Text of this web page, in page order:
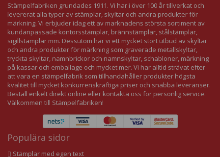
Stämpelfabriken grundades 1911. Vi har i över 100 år tillverkat och
levererat alla typer av stämplar, skyltar och andra produkter för
märkning. Vi erbjuder idag ett av marknadens största sortiment av
kundanpassade kontorsstämplar, brännstämplar, stålstämplar,
sigillstämplar mm. Dessutom har vi ett mycket stort utbud av skyltar
och andra produkter för märkning som graverade metallskyltar,
tryckta skyltar, namnbrickor och namnskyltar, schabloner, märkning
på kassar och emballage och mycket mer. Vi har alltid strävat efter
att vara en stämpelfabrik som tillhandahåller produkter högsta
kvalitet till mycket konkurrenskraftiga priser och snabba leveranser.
Beställ enkelt direkt online eller kontakta oss för personlig service.
Välkommen till Stämpelfabriken!
Populära sidor
Stämplar med egen text